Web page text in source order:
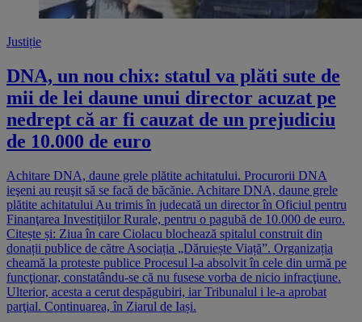
Justiție
DNA, un nou chix: statul va plăti sute de
mii de lei daune unui director acuzat pe
nedrept că ar fi cauzat de un prejudiciu
de 10.000 de euro
Achitare DNA, daune grele plătite achitatului. Procurorii DNA
ieşeni au reuşit să se facă de băcănie. Achitare DNA, daune grele
plătite achitatului Au trimis în judecată un director în Oficiul pentru
Finanţarea Investiţiilor Rurale, pentru o pagubă de 10.000 de euro.
Citește și: Ziua în care Ciolacu blochează spitalul construit din
donații publice de către Asociația „Dăruiește Viață”. Organizația
cheamă la proteste publice Procesul l-a absolvit în cele din urmă pe
funcţionar, constatându-se că nu fusese vorba de nicio infracţiune.
Ulterior, acesta a cerut despăgubiri, iar Tribunalul i le-a aprobat
parţial. Continuarea, în Ziarul de Iași.